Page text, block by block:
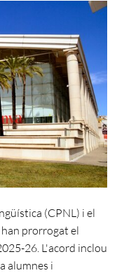
(CPNL) i el
prorrogat el
26. L'acord inclou
alumnes i